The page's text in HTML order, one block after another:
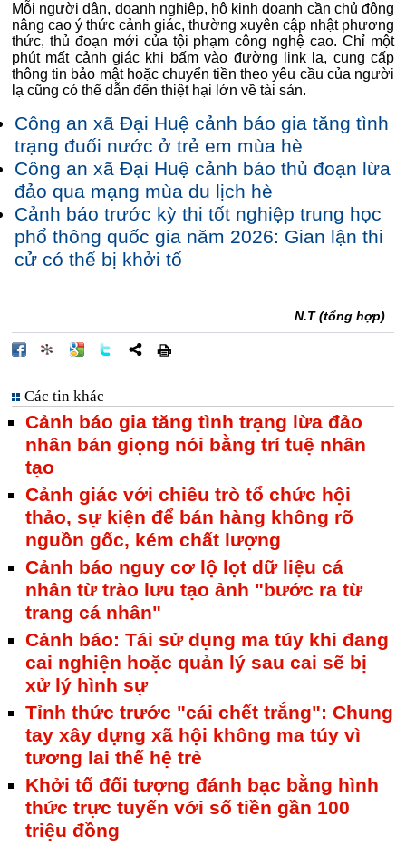
Mỗi người dân, doanh nghiệp, hộ kinh doanh cần chủ động
nâng cao ý thức cảnh giác, thường xuyên cập nhật phương
thức, thủ đoạn mới của tội phạm công nghệ cao. Chỉ một
phút mất cảnh giác khi bấm vào đường link lạ, cung cấp
thông tin bảo mật hoặc chuyển tiền theo yêu cầu của người
lạ cũng có thể dẫn đến thiệt hại lớn về tài sản.
Công an xã Đại Huệ cảnh báo gia tăng tình
trạng đuối nước ở trẻ em mùa hè
Công an xã Đại Huệ cảnh báo thủ đoạn lừa
đảo qua mạng mùa du lịch hè
Cảnh báo trước kỳ thi tốt nghiệp trung học
phổ thông quốc gia năm 2026: Gian lận thi
cử có thể bị khởi tố
N.T (tổng hợp)
Các tin khác
Cảnh báo gia tăng tình trạng lừa đảo
nhân bản giọng nói bằng trí tuệ nhân
tạo
Cảnh giác với chiêu trò tổ chức hội
thảo, sự kiện để bán hàng không rõ
nguồn gốc, kém chất lượng
Cảnh báo nguy cơ lộ lọt dữ liệu cá
nhân từ trào lưu tạo ảnh "bước ra từ
trang cá nhân"
Cảnh báo: Tái sử dụng ma túy khi đang
cai nghiện hoặc quản lý sau cai sẽ bị
xử lý hình sự
Tỉnh thức trước "cái chết trắng": Chung
tay xây dựng xã hội không ma túy vì
tương lai thế hệ trẻ
Khởi tố đối tượng đánh bạc bằng hình
thức trực tuyến với số tiền gần 100
triệu đồng